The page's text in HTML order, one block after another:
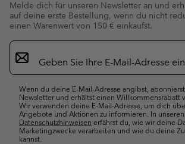
Melde dich für unseren Newsletter an und
auf deine erste Bestellung, wenn du nicht
einen Warenwert von 150 € einkaufst.
Newsletter-
Anmeldung
Wenn du deine E-Mail-Adresse angibst,
Newsletter und erhältst einen Willkommensrabatt
Wir verwenden deine E-Mail-Adresse, um dich
Angebote und Aktionen zu informieren. In unseren
Datenschutzhinweisen erfährst du, wie wir deine
Marketingzwecke verarbeiten und wie du deine
kannst.